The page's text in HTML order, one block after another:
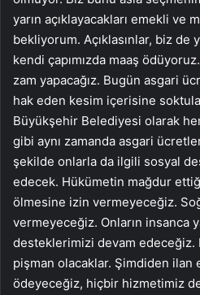
yarın açıklayacakları emekli ve
bekliyorum. Açıklasınlar, biz de
kendi çapımızda maaş
zam yapacağız. Bugün asgari
hak eden kesim içerisine
Büyükşehir Belediyesi olarak
gibi aynı zamanda asgari
şekilde onlarla da ilgili sosyal
edecek. Hükümetin mağdur
ölmesine izin vermeyeceğiz.
vermeyeceğiz. Onların insanca
desteklerimizi devam edeceğiz.
pişman olacaklar. Şimdiden
ödeyeceğiz, hiçbir hizmetimiz